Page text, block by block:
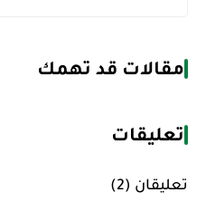
مقالات قد تهمك
تعليقات
تعليقان (2)